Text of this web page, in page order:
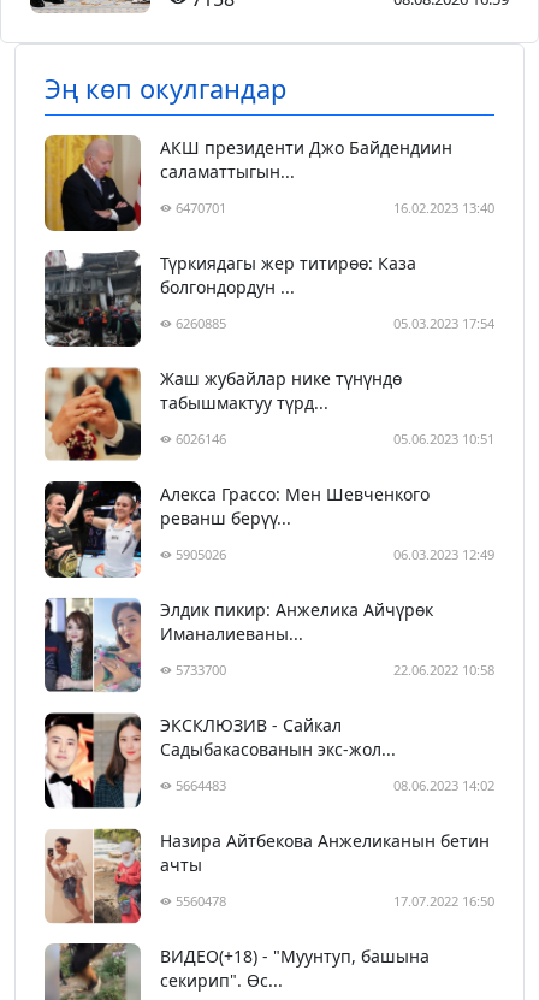
Эң көп окулгандар
АКШ президенти Джо Байдендиин
саламаттыгын...
6470701 16.02.2023 13:40
Түркиядагы жер титирөө: Каза
болгондордун ...
6260885 05.03.2023 17:54
Жаш жубайлар нике түнүндө
табышмактуу түрд...
6026146 05.06.2023 10:51
Алекса Грассо: Мен Шевченкого
реванш берүү...
5905026 06.03.2023 12:49
Элдик пикир: Анжелика Айчүрөк
Иманалиеваны...
5733700 22.06.2022 10:58
ЭКСКЛЮЗИВ - Сайкал
Садыбакасованын экс-жол...
5664483 08.06.2023 14:02
Назира Айтбекова Анжеликанын бетин
ачты
5560478 17.07.2022 16:50
ВИДЕО(+18) - "Муунтуп, башына
секирип". Өс...